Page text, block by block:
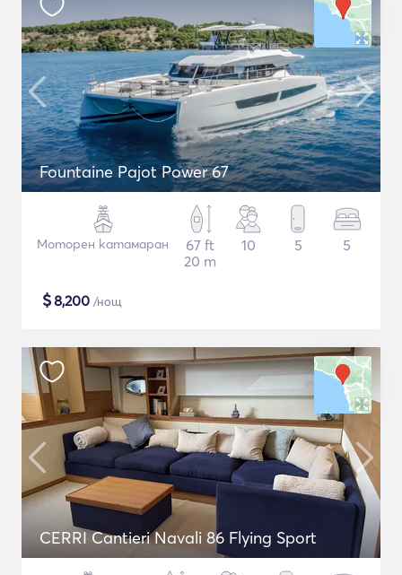
Fountaine Pajot Power 67
Моторен катамаран
67 ft
20 m
10 5 5
$8,200 /нощ
CERRI Cantieri Navali 86 Flying Sport